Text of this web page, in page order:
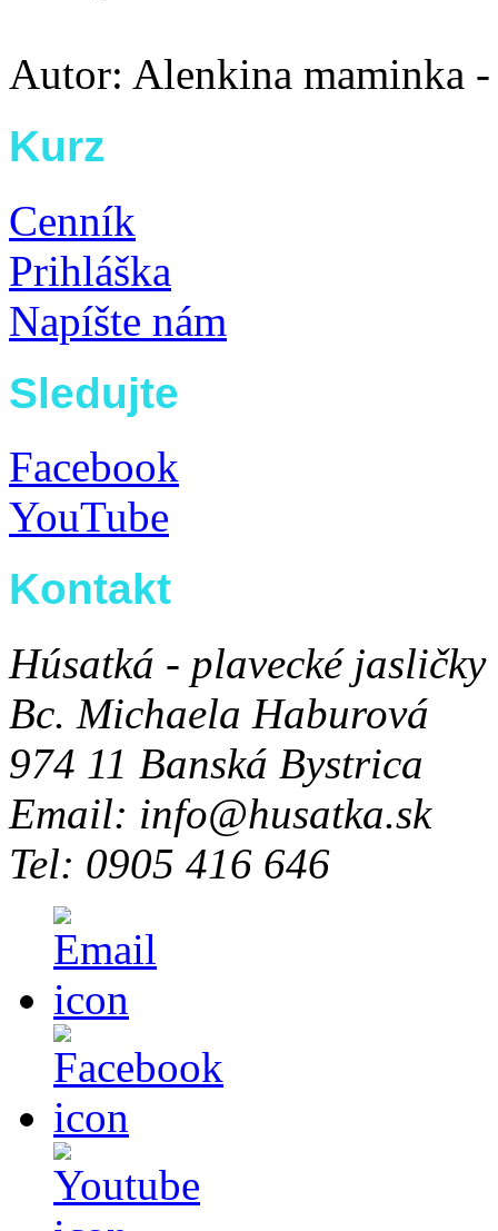
Autor: Alenkina maminka -
Kurz
Cenník
Prihláška
Napíšte nám
Sledujte
Facebook
YouTube
Kontakt
Húsatká - plavecké jasličky
Bc. Michaela Haburová
974 11 Banská Bystrica
Email: info@husatka.sk
Tel: 0905 416 646